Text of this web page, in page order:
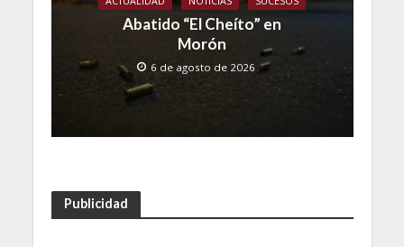
Abatido “El Cheíto” en
Morón
6 de agosto de 2026
Publicidad